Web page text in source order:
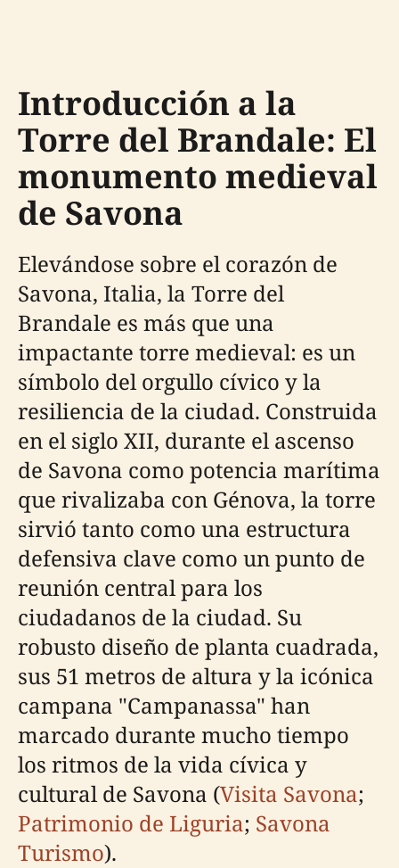
Introducción a la
Torre del Brandale: El
monumento medieval
de Savona
Elevándose sobre el corazón de
Savona, Italia, la Torre del
Brandale es más que una
impactante torre medieval: es un
símbolo del orgullo cívico y la
resiliencia de la ciudad. Construida
en el siglo XII, durante el ascenso
de Savona como potencia marítima
que rivalizaba con Génova, la torre
sirvió tanto como una estructura
defensiva clave como un punto de
reunión central para los
ciudadanos de la ciudad. Su
robusto diseño de planta cuadrada,
sus 51 metros de altura y la icónica
campana "Campanassa" han
marcado durante mucho tiempo
los ritmos de la vida cívica y
cultural de Savona (Visita Savona;
Patrimonio de Liguria; Savona
Turismo).